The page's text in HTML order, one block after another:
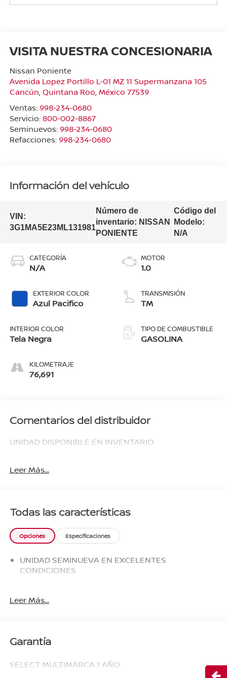
VISITA NUESTRA CONCESIONARIA
Nissan Poniente
Avenida Lopez Portillo L-01 MZ 11 Supermanzana 105
Cancún Quintana Roo , México 77539
Ventas: 998-234-0680
Servicio: 800-002-8867
Seminuevos: 998-234-0680
Refacciones: 998-234-0680
Información del vehículo
VIN:
3G1MA5E23ML131981
Número de
inventario: NISSAN
PONIENTE
Código del
Modelo:
N/A
CATEGORÍA
N/A
EXTERIOR COLOR
Azul Pacifico
INTERIOR COLOR
Tela Negra
KILOMETRAJE
76,691
MOTOR
1.0
TRANSMISIÓN
TM
TIPO DE COMBUSTIBLE
GASOLINA
Comentarios del distribuidor
UNIDAD DISPONIBLE EN INVENTARIO
Leer Más...
Todas las características
Opciones Especificaciones
UNIDAD SEMINUEVA EN EXCELENTES
CONDICIONES
Leer Más...
Garantía
SELECT MULTIMARCA 1 AÑO